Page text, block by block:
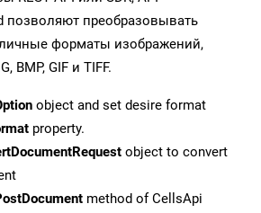
позволяют преобразовывать
форматы изображений,
BMP, GIF и TIFF.
object and set desire format
property.
object to convert
method of CellsApi